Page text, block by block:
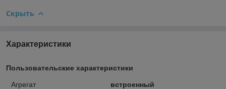
Скрыть
Характеристики
Пользовательские характеристики
Агрегат
встроенный